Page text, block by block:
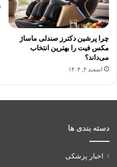
چرا پرشین دکترز صندلی ماساژ
مکس فیت را بهترین انتخاب
می‌داند؟
اسفند ۴, ۱۴۰۴
دسته بندی ها
اخبار پزشکی